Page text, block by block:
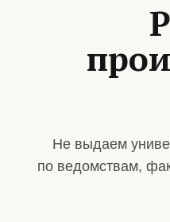
Не выдаем
по ведомствам,